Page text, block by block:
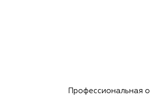
Профессиональная